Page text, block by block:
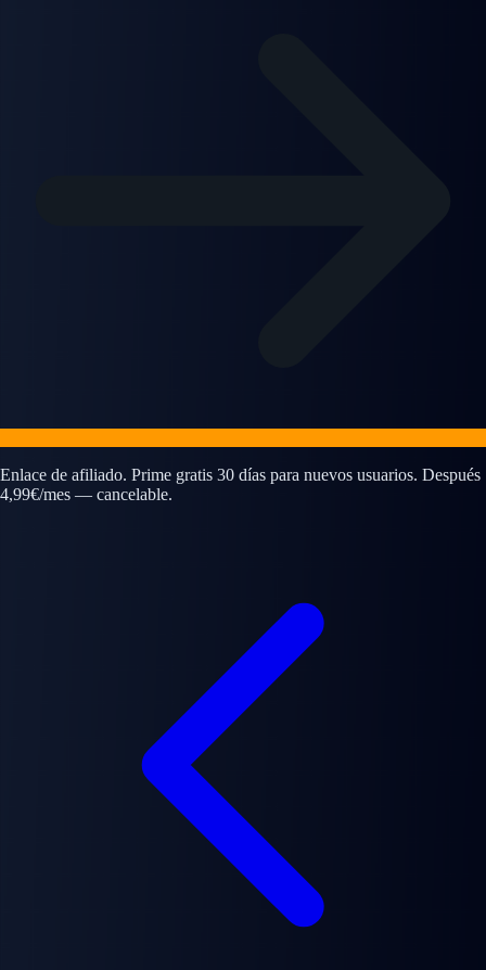
Enlace de afiliado. Prime gratis 30 días para nuevos usuarios. Después
4,99€/mes — cancelable.